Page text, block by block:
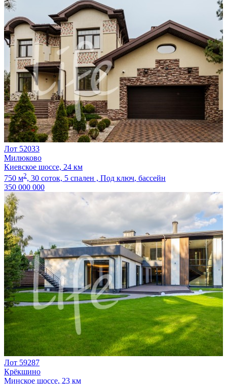
Лот 52033
Милюково
Киевское шоссе, 24 км
750 м2, 30 соток, 5 спален , Под ключ, бассейн
350 000 000
Лот 59287
Крёкшино
Минское шоссе, 23 км